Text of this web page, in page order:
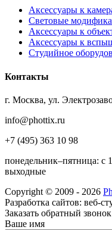
Аксессуары к
Световые
Аксессуары к
Аксессуары к
Студийное
Контакты
г. Москва, ул.
info@phottix.ru
+7 (495) 363 10 98
понедельник–пятница: с
выходные
Copyright © 2009 - 2026
Разработка сайтов: веб-
Заказать обратный звонок
Ваше имя